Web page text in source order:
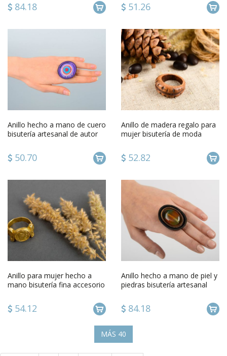
84.18 51.26
Anillo hecho a mano de cuero
bisutería artesanal de autor
50.70
Anillo de madera regalo para
mujer bisutería de moda
52.82
Anillo para mujer hecho a
mano bisutería fina accesorio
54.12
Anillo hecho a mano de piel y
piedras bisutería artesanal
84.18
MÁS 40